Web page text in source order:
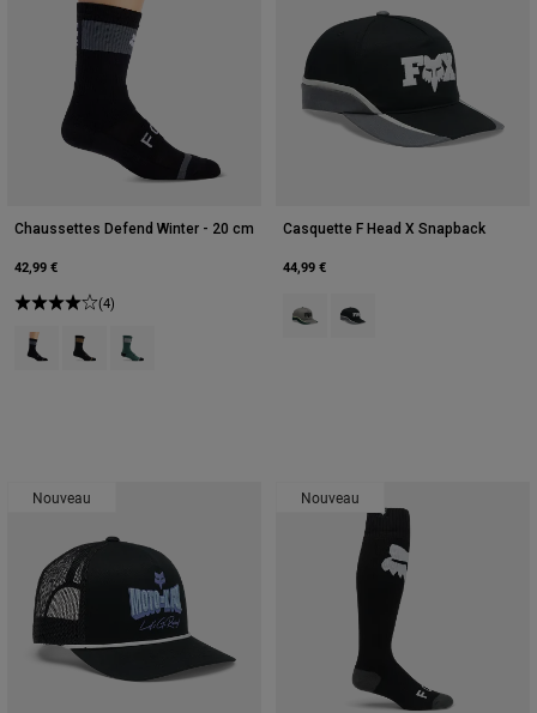
Chaussettes Defend Winter - 20 cm
42,99 €
(4)
Product swatch type of Noir.
Product swatch type of Brun Sucre.
Product swatch type of Vert sauge.
Casquette F Head X Snapback
44,99 €
Product swatch type of Rouge
Product swatch type of
Nouveau Nouveau